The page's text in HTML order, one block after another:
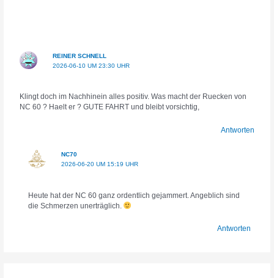
REINER SCHNELL
2026-06-10 UM 23:30 UHR
Klingt doch im Nachhinein alles positiv. Was macht der Ruecken von
NC 60 ? Haelt er ? GUTE FAHRT und bleibt vorsichtig,
Antworten
NC70
2026-06-20 UM 15:19 UHR
Heute hat der NC 60 ganz ordentlich gejammert. Angeblich sind
die Schmerzen unerträglich.
Antworten